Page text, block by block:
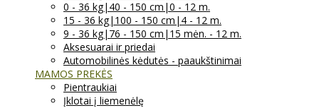
0 - 36 kg|40 - 150 cm|0 - 12 m.
15 - 36 kg|100 - 150 cm|4 - 12 m.
9 - 36 kg|76 - 150 cm|15 mėn. - 12 m.
Aksesuarai ir priedai
Automobilinės kėdutės - paaukštinimai
MAMOS PREKĖS
Pientraukiai
Įklotai į liemenėlę